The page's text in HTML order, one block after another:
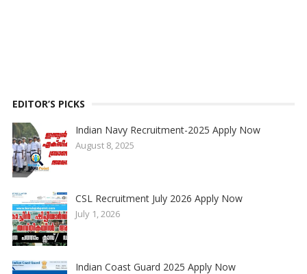
EDITOR’S PICKS
Indian Navy Recruitment-2025 Apply Now
August 8, 2025
CSL Recruitment July 2026 Apply Now
July 1, 2026
Indian Coast Guard 2025 Apply Now